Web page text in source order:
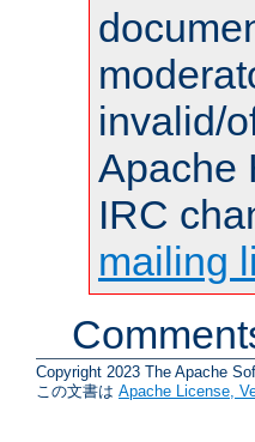
invalid/
Apache
IRC
mailing
Copyright 2023 The Apache
この文書は Apache License,